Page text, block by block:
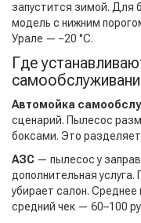
запустится зимой. Для
модель с нижним
Урале — −20 °C.
Где
Автомойка
сценарий. Пылесос
боксами. Это
АЗС — пылесос у
дополнительная
убирает салон.
средний чек — 60–100